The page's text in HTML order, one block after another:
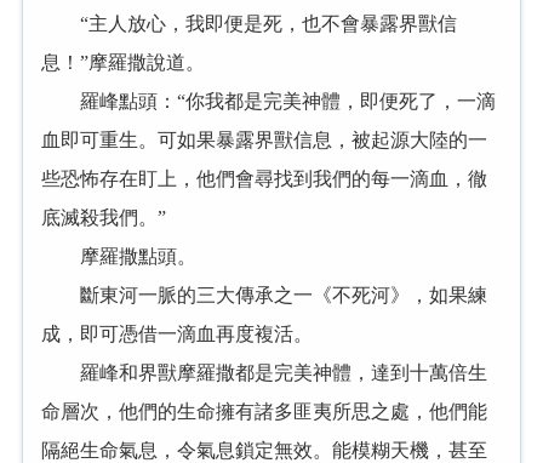
“主人放心，我即便是死，也不會暴露界獸信
息！”摩羅撒說道。
羅峰點頭：“你我都是完美神體，即便死了，一滴
血即可重生。可如果暴露界獸信息，被起源大陸的一
些恐怖存在盯上，他們會尋找到我們的每一滴血，徹
底滅殺我們。”
摩羅撒點頭。
斷東河一脈的三大傳承之一《不死河》，如果練
成，即可憑借一滴血再度複活。
羅峰和界獸摩羅撒都是完美神體，達到十萬倍生
命層次，他們的生命擁有諸多匪夷所思之處，他們能
隔絕生命氣息，令氣息鎖定無效。能模糊天機，甚至